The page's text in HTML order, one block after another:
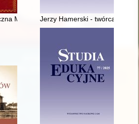
Monarchii Hiszpańskiej promulgowana
Jerzy Hamerski - twórca